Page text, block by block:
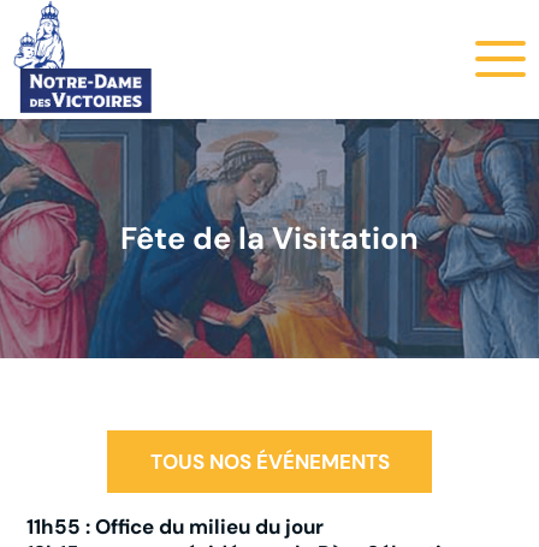
Fête de la Visitation
TOUS NOS ÉVÉNEMENTS
11h55 : Office du milieu du jour